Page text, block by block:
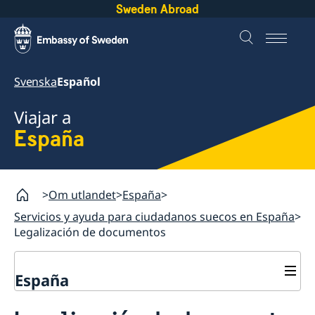
Sweden Abroad
SvenskaEspañol
Viajar a
España
Om utlandet España
Servicios y ayuda para ciudadanos suecos en España
Legalización de documentos
España